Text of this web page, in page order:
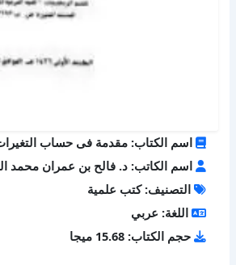
اسم الكتاب: مقدمة فى حساب
اسم الكاتب: د. فالح بن عمران محمد
التصنيف: كتب علمية
اللغة: عربي
حجم الكتاب: 15.68 ميجا